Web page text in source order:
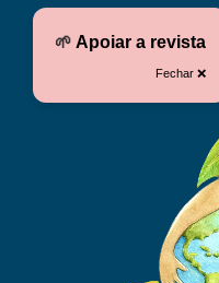
🌱 Apoiar a revista
Fechar ❌